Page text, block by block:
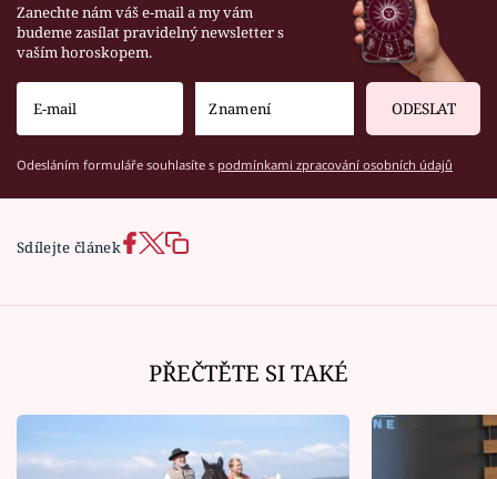
Zanechte nám váš e-mail a my vám
budeme zasílat pravidelný newsletter s
vaším horoskopem.
ODESLAT
Odesláním formuláře souhlasíte s podmínkami zpracování osobních údajů
Sdílejte článek
PŘEČTĚTE SI TAKÉ